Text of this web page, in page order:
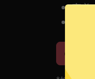
完美
每